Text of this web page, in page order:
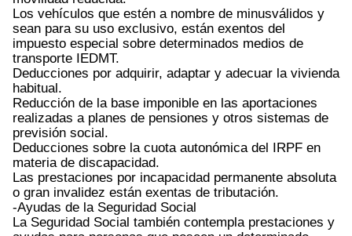
Los vehículos que estén a nombre de minusválidos y
sean para su uso exclusivo, están exentos del
impuesto especial sobre determinados medios de
transporte IEDMT.
Deducciones por adquirir, adaptar y adecuar la vivienda
habitual.
Reducción de la base imponible en las aportaciones
realizadas a planes de pensiones y otros sistemas de
previsión social.
Deducciones sobre la cuota autonómica del IRPF en
materia de discapacidad.
Las prestaciones por incapacidad permanente absoluta
o gran invalidez están exentas de tributación.
-Ayudas de la Seguridad Social
La Seguridad Social también contempla prestaciones y